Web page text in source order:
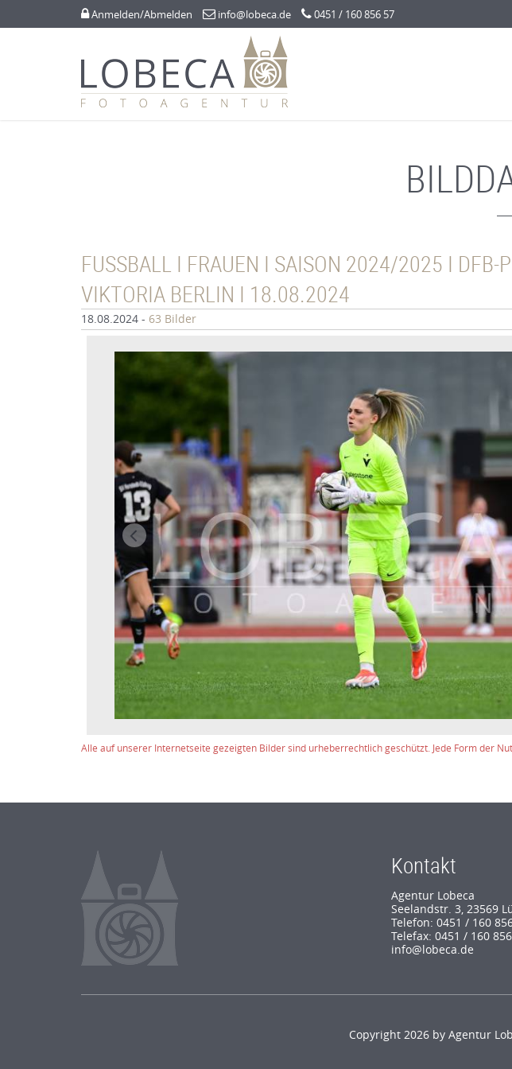
 Anmelden/Abmelden  info@lobeca.de  0451 / 160 856 57
FUSSBALL I FRAUEN I SAISON 2024/2025 I DFB-
IKTORIA BERLIN I 18.08.2024
18.08.2024 - 63 Bilder
Alle auf unserer Internetseite gezeigten Bilder sind urheberrechtlich geschützt. Jede Form der
Kontakt
Agentur Lobeca
Seelandstr. 3, 23569
Telefon: 0451 / 160
Telefax: 0451 / 160
info@lobeca.de
Copyright 2026 by Agentur